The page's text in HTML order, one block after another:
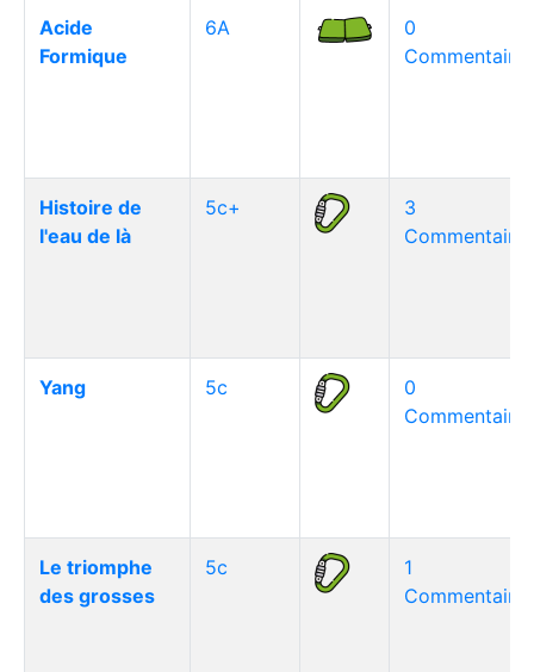
Acide
Formique
6A
0
Histoire de
l'eau de là
5c+
3
Yang 5c
0
Le triomphe
des grosses
5c
1